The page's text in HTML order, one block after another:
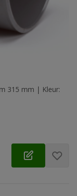
315 mm | Kleur: